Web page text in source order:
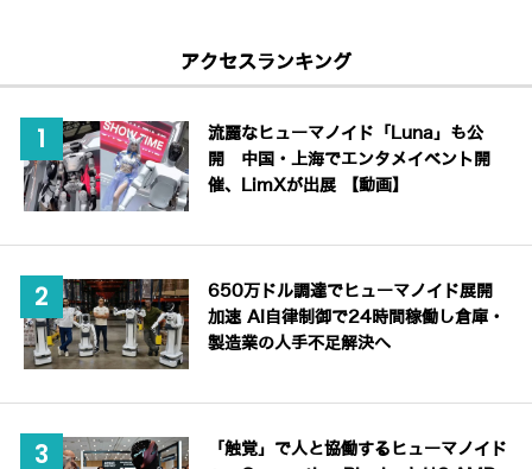
アクセスランキング
流麗なヒューマノイド「Luna」も公
開 中国・上海でエンタメイベント開
催、LimXが出展 【動画】
650万ドル調達でヒューマノイド展開
加速 AI自律制御で24時間稼働し倉庫・
製造業の人手不足解決へ
「触覚」で人と協働するヒューマノイド